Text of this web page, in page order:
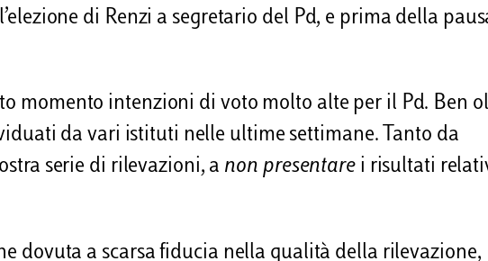
di Renzi a segretario del Pd, e prima della
momento intenzioni di voto molto alte per il Pd. Ben
da vari istituti nelle ultime settimane. Tanto da
serie di rilevazioni, a non presentarei risultati
dovuta a scarsa fiducia nella qualità della rilevazione,